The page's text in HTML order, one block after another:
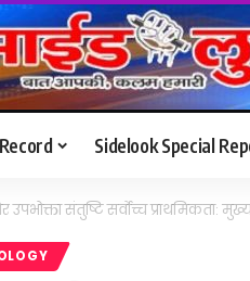
Sidelook Special
संतुष्टि सर्वोच्च प्राथमिकता: